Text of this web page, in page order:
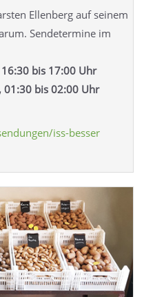
Ellenberg auf seinem
Sendetermine im
bis 17:00 Uhr
01:30 bis 02:00 Uhr
iss-besser